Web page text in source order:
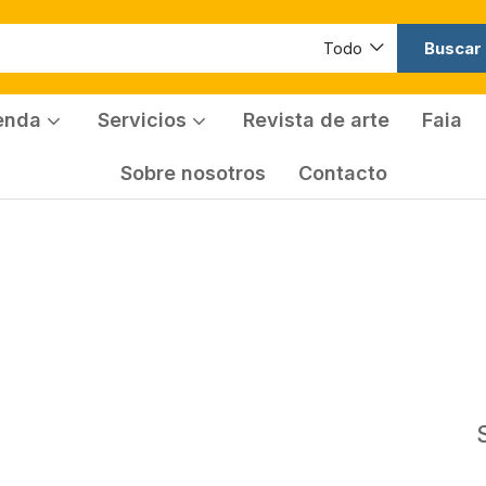
Todo Buscar
Servicios Revista de arte Faia
Sobre nosotros Contacto